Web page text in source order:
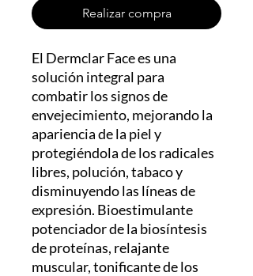
Realizar compra
El Dermclar Face es una
solución integral para
combatir los signos de
envejecimiento, mejorando la
apariencia de la piel y
protegiéndola de los radicales
libres, polución, tabaco y
disminuyendo las líneas de
expresión. Bioestimulante
potenciador de la biosíntesis
de proteínas, relajante
muscular, tonificante de los